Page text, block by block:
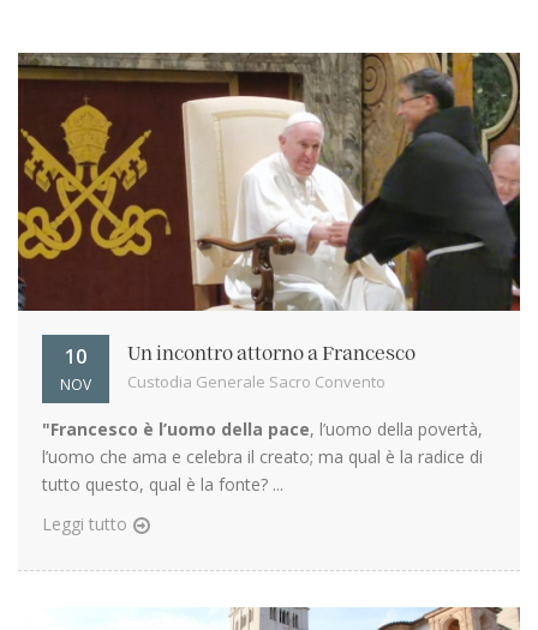
10
NOV
Un incontro attorno a Francesco
Custodia Generale Sacro Convento
"Francesco è l’uomo della pace, l’uomo della povertà,
l’uomo che ama e celebra il creato; ma qual è la radice di
tutto questo, qual è la fonte? ...
Leggi tutto